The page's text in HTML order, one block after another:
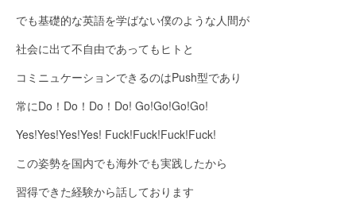
でも基礎的な英語を学ばない僕のような人間が
社会に出て不自由であってもヒトと
コミニュケーションできるのはPush型であり
常にDo！Do！Do！Do! Go!Go!Go!Go!
Yes!Yes!Yes!Yes! Fuck!Fuck!Fuck!Fuck!
この姿勢を国内でも海外でも実践したから
習得できた経験から話しております